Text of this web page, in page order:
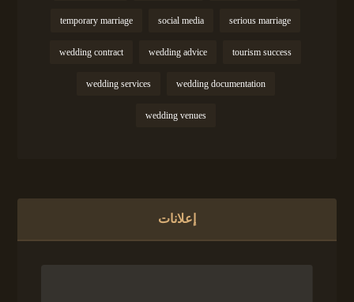
serious marriage
social media
temporary marriage
tourism success
wedding advice
wedding contract
wedding documentation
wedding services
wedding venues
إعلانات